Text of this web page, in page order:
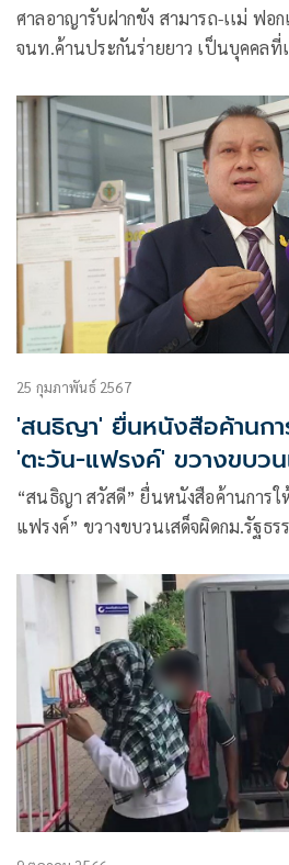
ศาลอาญารับฝากขัง สามารถ-เเม่ ฟอ
จนท.ค้านประกันร่ายยาว เป็นบุคคลที่
หลบหนีไปยุ่งกับพยานหลักฐาน พบเงิ
ร้อยกว่าล้าน
25 กุมภาพันธ์ 2567
'สนธิญา' ยื่นหนังสือค้านกา
'ตะวัน-แฟรงค์' ขวางขบว
“สนธิญา สวัสดี” ยื่นหนังสือค้านการ
แฟรงค์” ขวางขบวนเสด็จผิดกม.รัฐธ
เป็นหลัก